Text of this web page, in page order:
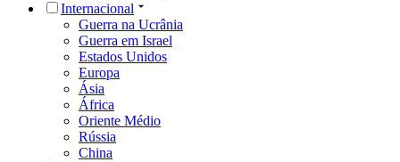
Internacional
Guerra na Ucrânia
Guerra em Israel
Estados Unidos
Europa
Ásia
África
Oriente Médio
Rússia
China